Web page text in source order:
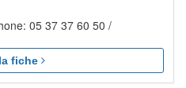
05 37 37 60 50 /
fiche